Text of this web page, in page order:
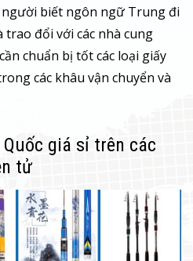
biết ngôn ngữ Trung đi
đổi với các nhà cung
chuẩn bị tốt các loại giấy
các khâu vận chuyển và
giá sỉ trên các
tử